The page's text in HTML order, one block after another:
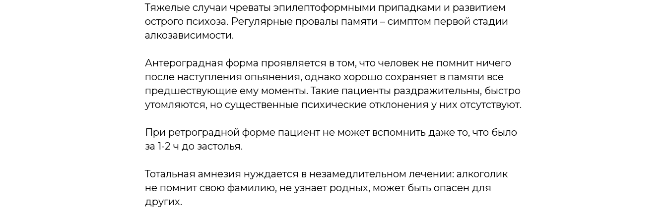
Тяжелые случаи чреваты эпилептоформными припадками и развитием
острого психоза. Регулярные провалы памяти – симптом первой стадии
алкозависимости.
Антероградная форма проявляется в том, что человек не помнит ничего
после наступления опьянения, однако хорошо сохраняет в памяти все
предшествующие ему моменты. Такие пациенты раздражительны, быстро
утомляются, но существенные психические отклонения у них отсутствуют.
При ретроградной форме пациент не может вспомнить даже то, что было
за 1-2 ч до застолья.
Тотальная амнезия нуждается в незамедлительном лечении: алкоголик
не помнит свою фамилию, не узнает родных, может быть опасен для
других.